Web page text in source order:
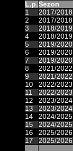
L.p.Sezon
1
2017/2018
2
2017/2018
3
2018/2019
4
2018/2019
5
2019/2020
6
2019/2020
7
2019/2020
8
2021/2022
9
2021/2022
10
2022/2023
11
2022/2023
12
2023/2024
13
2023/2024
14
2024/2025
15
2024/2025
16
2025/2026
17
2025/2026